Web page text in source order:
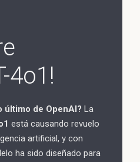
4o1!
último de OpenAI? La
está causando revuelo
artificial, y con
ha sido diseñado para